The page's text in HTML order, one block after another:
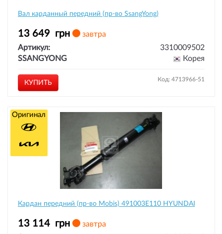
Вал карданный передний (пр-во SsangYong)
13 649 грн
завтра
Артикул:
3310009502
SSANGYONG
Корея
КУПИТЬ Код: 4713966-51
Кардан передний (пр-во Mobis) 491003E110 HYUNDAI
13 114 грн
завтра
Оригинал